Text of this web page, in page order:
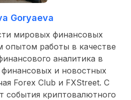
Goryaeva
мировых финансовых
опытом работы в качестве
аналитика в
и новостных
Forex Club и FXStreet. С
события криптовалютного